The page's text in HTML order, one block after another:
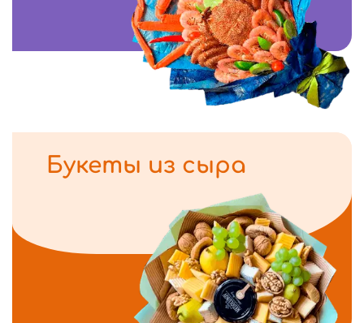
Букеты из сыра